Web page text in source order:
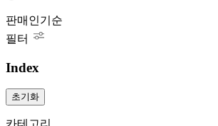
판매인기순
필터
Index
초기화